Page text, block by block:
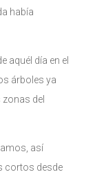
había
aquél día en el
árboles ya
del
así
cortos desde